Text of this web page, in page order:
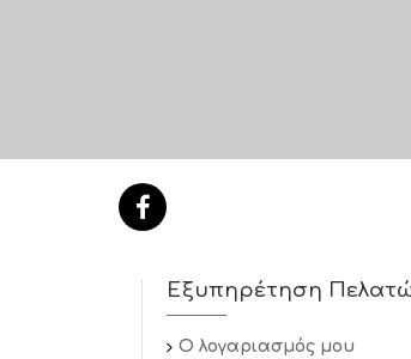
Εξυπηρέτηση
Ο λογαριασμός μου